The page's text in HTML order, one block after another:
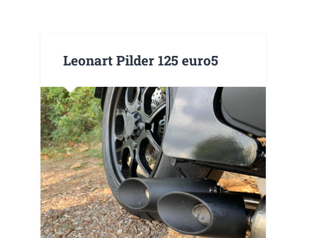
Leonart Pilder 125 euro5